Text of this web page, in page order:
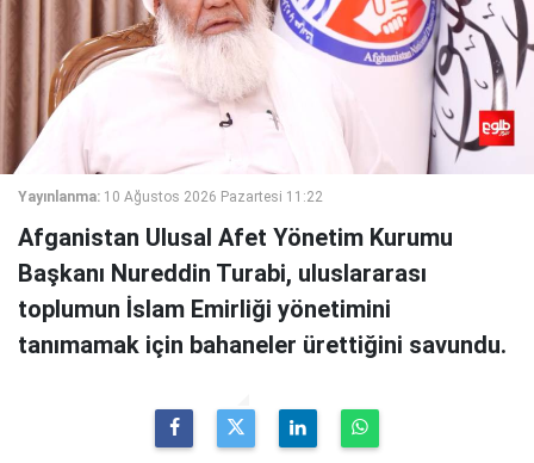
Yayınlanma: 10 Ağustos 2026 Pazartesi 11:22
Afganistan Ulusal Afet Yönetim Kurumu
Başkanı Nureddin Turabi, uluslararası
toplumun İslam Emirliği yönetimini
tanımamak için bahaneler ürettiğini savundu.